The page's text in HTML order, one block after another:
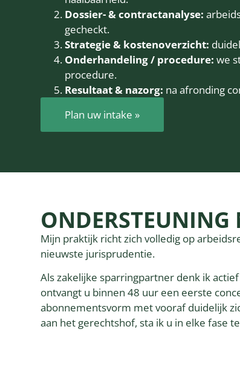
Dossier- & contractanalyse:
gecheckt.
Strategie & kostenoverzicht:
Onderhandeling / procedure: we
procedure.
Resultaat & nazorg: na afronding
Plan uw intake »
ONDERSTEUNING
Mijn praktijk richt zich volledig op
nieuwste jurisprudentie.
Als zakelijke sparringpartner denk ik
ontvangt u binnen 48 uur een eerste
abonnementsvorm met vooraf duidelijk
aan het gerechtshof, sta ik u in elke fase